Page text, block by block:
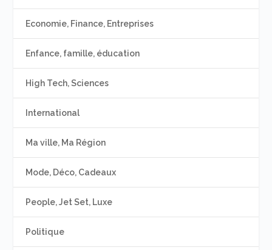
Economie, Finance, Entreprises
Enfance, famille, éducation
High Tech, Sciences
International
Ma ville, Ma Région
Mode, Déco, Cadeaux
People, Jet Set, Luxe
Politique